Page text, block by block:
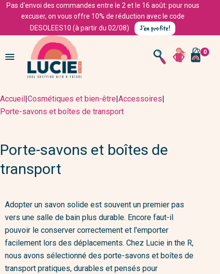
Pas d'envoi des commandes entre le 2 et le 16 août: pour nous
excuser, on vous offre 10% de réduction avec le code
DESOLEES10 (à partir du 02/08)
J'en profite!
 0
Accueil|Cosmétiques et bien-être|Accessoires|
Porte-savons et boîtes de transport
Porte-savons et boîtes de
transport
Adopter un savon solide est souvent un premier pas
vers une salle de bain plus durable. Encore faut-il
pouvoir le conserver correctement et l'emporter
facilement lors des déplacements. Chez Lucie in the R,
nous avons sélectionné des porte-savons et boîtes de
transport pratiques, durables et pensés pour